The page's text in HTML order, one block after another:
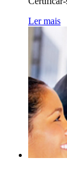
Ler mais